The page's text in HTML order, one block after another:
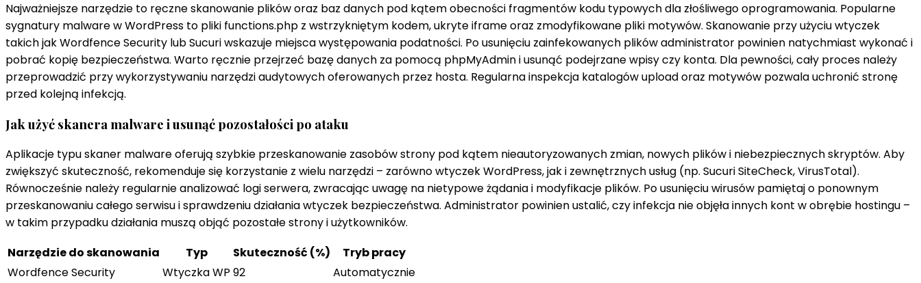
Najważniejsze narzędzie to ręczne skanowanie plików oraz baz danych pod kątem obecności fragmentów kodu typowych dla złośliwego oprogramowania. Popularne
sygnatury malware w WordPress to pliki functions.php z wstrzykniętym kodem, ukryte iframe oraz zmodyfikowane pliki motywów. Skanowanie przy użyciu wtyczek
takich jak Wordfence Security lub Sucuri wskazuje miejsca występowania podatności. Po usunięciu zainfekowanych plików administrator powinien natychmiast wykonać i
pobrać kopię bezpieczeństwa. Warto ręcznie przejrzeć bazę danych za pomocą phpMyAdmin i usunąć podejrzane wpisy czy konta. Dla pewności, cały proces należy
przeprowadzić przy wykorzystywaniu narzędzi audytowych oferowanych przez hosta. Regularna inspekcja katalogów upload oraz motywów pozwala uchronić stronę
przed kolejną infekcją.
Jak użyć skanera malware i usunąć pozostałości po ataku
Aplikacje typu skaner malware oferują szybkie przeskanowanie zasobów strony pod kątem nieautoryzowanych zmian, nowych plików i niebezpiecznych skryptów. Aby
zwiększyć skuteczność, rekomenduje się korzystanie z wielu narzędzi – zarówno wtyczek WordPress, jak i zewnętrznych usług (np. Sucuri SiteCheck, VirusTotal).
Równocześnie należy regularnie analizować logi serwera, zwracając uwagę na nietypowe żądania i modyfikacje plików. Po usunięciu wirusów pamiętaj o ponownym
przeskanowaniu całego serwisu i sprawdzeniu działania wtyczek bezpieczeństwa. Administrator powinien ustalić, czy infekcja nie objęła innych kont w obrębie hostingu –
w takim przypadku działania muszą objąć pozostałe strony i użytkowników.
Narzędzie do skanowania
Typ Skuteczność (%)
Tryb pracy
Wordfence Security
Wtyczka WP 92
Automatycznie